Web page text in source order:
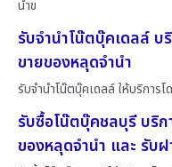
นำข
รับจำนำโน๊ตบุ๊คเดลล์
ขายของหลุดจำนำ
รับจำนำโน๊ตบุ๊คเดลล์ ให้บริการ
รับซื้อโน๊ตบุ๊คชลบุรี บริ
ของหลุดจำนำ และ รับ